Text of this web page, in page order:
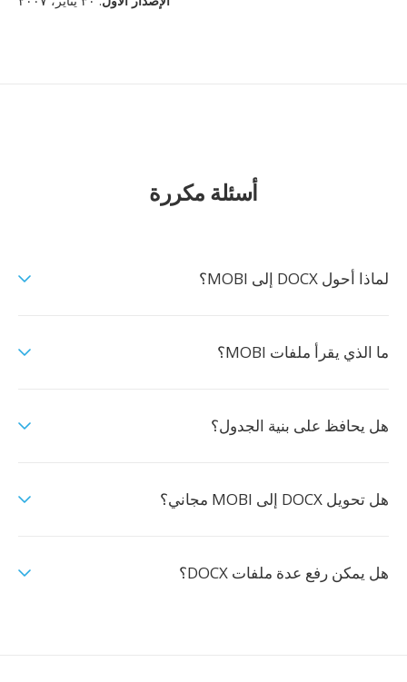
أسئلة مكررة
لماذا أحول DOCX إلى MOBI؟
ما الذي يقرأ ملفات MOBI؟
هل يحافظ على بنية الجدول؟
هل تحويل DOCX إلى MOBI مجاني؟
هل يمكن رفع عدة ملفات DOCX؟